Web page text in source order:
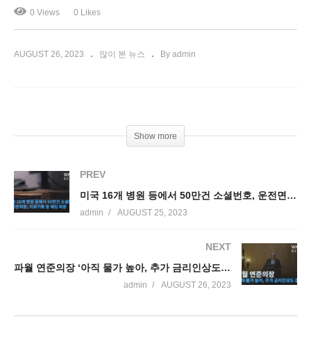
0 Views 0 Likes
AUGUST 26, 2023 많이 본 뉴스 By admin
Show more
PREV
미국 16개 병원 등에서 50만건 소셜번호, 운전면허증, 의료기록 등 해킹 파문
admin AUGUST 25, 2023
NEXT
파월 연준의장 ‘아직 물가 높아, 추가 금리인상도 준비’
admin AUGUST 26, 2023